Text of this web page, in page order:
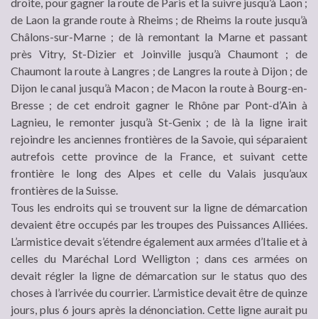
de Laon la grande route à Rheims ; de Rheims la route jusqu’à
Châlons-sur-Marne ; de là remontant la Marne et passant
près Vitry, St-Dizier et Joinville jusqu’à Chaumont ; de
Chaumont la route à Langres ; de Langres la route à Dijon ; de
Dijon le canal jusqu’à Macon ; de Macon la route à Bourg-en-
Bresse ; de cet endroit gagner le Rhône par Pont-d’Ain à
Lagnieu, le remonter jusqu’à St-Genix ; de là la ligne irait
rejoindre les anciennes frontières de la Savoie, qui séparaient
autrefois cette province de la France, et suivant cette
frontière le long des Alpes et celle du Valais jusqu’aux
frontières de la Suisse.
Tous les endroits qui se trouvent sur la ligne de démarcation
devaient être occupés par les troupes des Puissances Alliées.
L’armistice devait s’étendre également aux armées d’Italie et à
celles du Maréchal Lord Welligton ; dans ces armées on
devait régler la ligne de démarcation sur le status quo des
choses à l’arrivée du courrier. L’armistice devait être de quinze
jours, plus 6 jours après la dénonciation. Cette ligne aurait pu